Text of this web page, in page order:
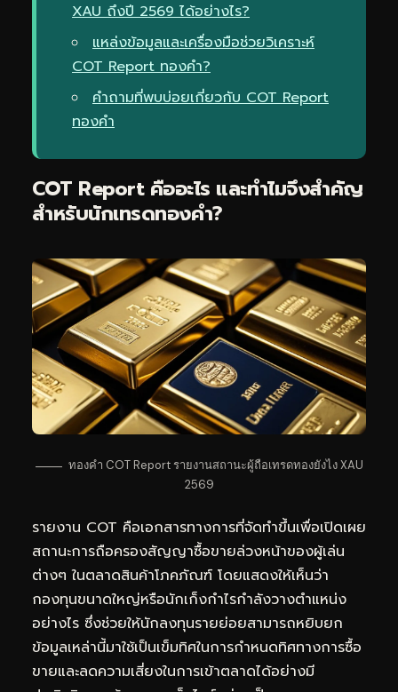
XAU ถึงปี 2569 ได้อย่างไร?
แหล่งข้อมูลและเครื่องมือช่วยวิเคราะห์
COT Report ทองคำ?
คำถามที่พบบ่อยเกี่ยวกับ COT Report
ทองคำ
COT Report คืออะไร และทำไมจึงสำคัญ
สำหรับนักเทรดทองคำ?
ทองคำ COT Report รายงานสถานะผู้ถือเทรดทองยังไง XAU
2569
รายงาน COT คือเอกสารทางการที่จัดทำขึ้นเพื่อเปิดเผย
สถานะการถือครองสัญญาซื้อขายล่วงหน้าของผู้เล่น
ต่างๆ ในตลาดสินค้าโภคภัณฑ์ โดยแสดงให้เห็นว่า
กองทุนขนาดใหญ่หรือนักเก็งกำไรกำลังวางตำแหน่ง
อย่างไร ซึ่งช่วยให้นักลงทุนรายย่อยสามารถหยิบยก
ข้อมูลเหล่านี้มาใช้เป็นเข็มทิศในการกำหนดทิศทางการซื้อ
ขายและลดความเสี่ยงในการเข้าตลาดได้อย่างมี